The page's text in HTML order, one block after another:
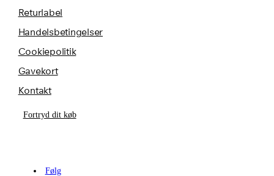
Returlabel
Handelsbetingelser
Cookiepolitik
Gavekort
Kontakt
Fortryd dit køb
Følg